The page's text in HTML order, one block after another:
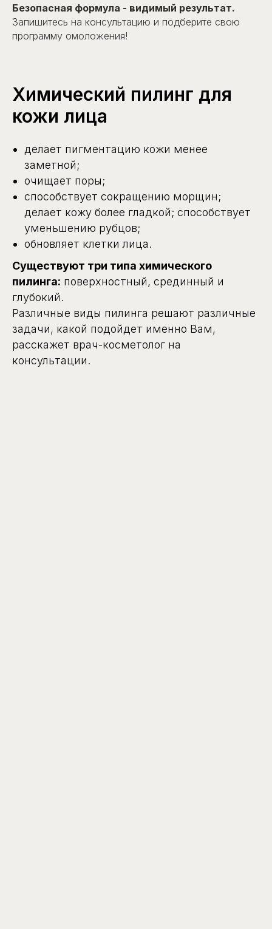
Безопасная формула - видимый результат.
Запишитесь на консультацию и подберите свою
программу омоложения!
Химический пилинг для
кожи лица
делает пигментацию кожи менее
заметной;
очищает поры;
способствует сокращению морщин;
делает кожу более гладкой; способствует
уменьшению рубцов;
обновляет клетки лица.
Существуют три типа химического
пилинга: поверхностный, срединный и
глубокий.
Различные виды пилинга решают различные
задачи, какой подойдет именно Вам,
расскажет врач-косметолог на
консультации.